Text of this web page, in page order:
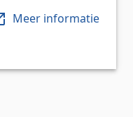
Meer informatie